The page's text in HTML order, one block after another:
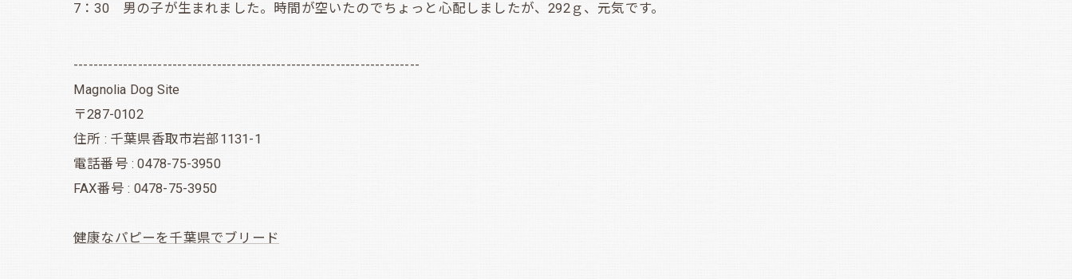
7：30 男の子が生まれました。時間が空いたのでちょっと心配しましたが、292ｇ、元気です。
----------------------------------------------------------------------
Magnolia Dog Site
〒287-0102
住所 : 千葉県香取市岩部1131-1
電話番号 : 0478-75-3950
FAX番号 : 0478-75-3950
健康なパピーを千葉県でブリード